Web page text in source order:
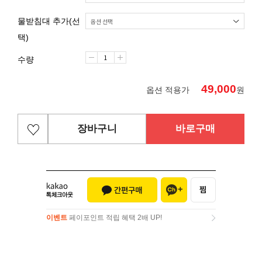
물받침대 추가(선
택)
수량
옵션 적용가 49,000원
장바구니 바로구매
이벤트 페이포인트 적립 혜택 2배 UP!